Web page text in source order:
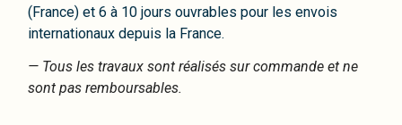
(France) et 6 à 10 jours ouvrables pour les envois
internationaux depuis la France.
— Tous les travaux sont réalisés sur commande et ne
sont pas remboursables.